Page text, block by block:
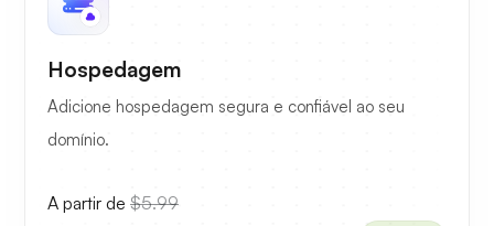
Hospedagem
Adicione hospedagem segura e confiável ao seu
domínio.
A partir de $5.99